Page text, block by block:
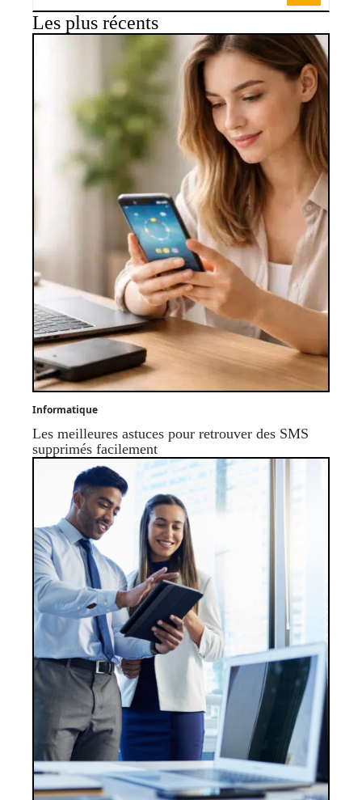
Les plus récents
Informatique
Les meilleures astuces pour retrouver des SMS
supprimés facilement